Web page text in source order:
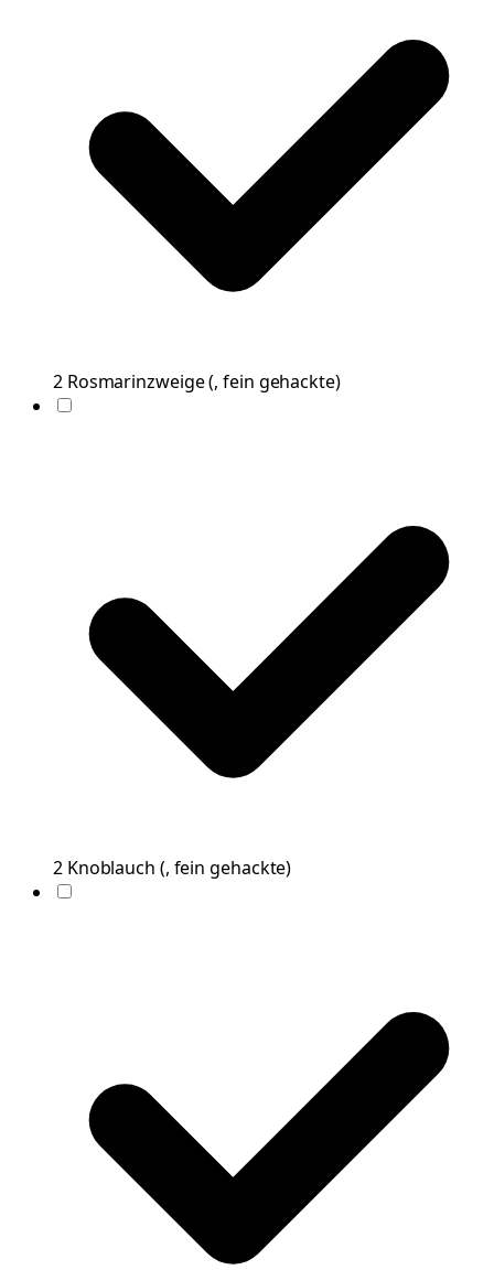
2 Rosmarinzweige(, fein gehackte)
2 Knoblauch (, fein gehackte)